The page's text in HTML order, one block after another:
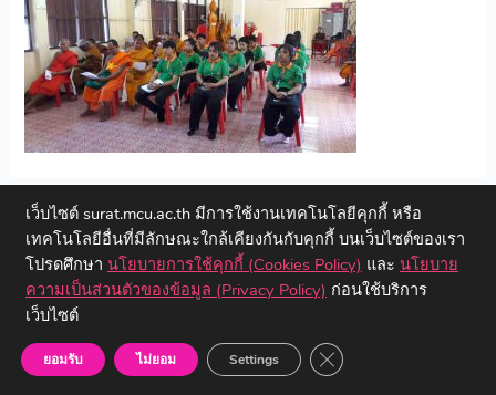
←Previous ไฟล์สื่อ
Copyright © 2023 วิทยาลัยสงฆ์สุราษฎร์ธานี | มหาวิทยาลัยมหาจุฬา
ลงกรณราชวิทยาลัย
เว็บไซต์ surat.mcu.ac.th มีการใช้งานเทคโนโลยีคุกกี้ หรือ
เทคโนโลยีอื่นที่มีลักษณะใกล้เคียงกันกับคุกกี้ บนเว็บไซต์ของเรา
โปรดศึกษา นโยบายการใช้คุกกี้ (Cookies Policy) และ นโยบาย
ความเป็นส่วนตัวของข้อมูล (Privacy Policy) ก่อนใช้บริการ
เว็บไซต์
ยอมรับ ไม่ยอม Settings Close GDPR Cookie